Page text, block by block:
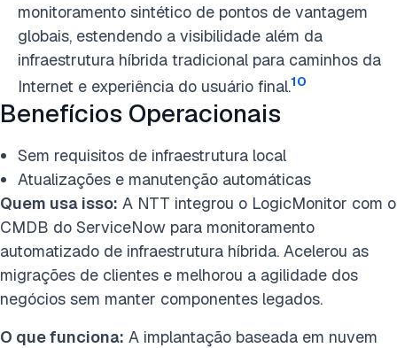
monitoramento sintético de pontos de vantagem
globais, estendendo a visibilidade além da
infraestrutura híbrida tradicional para caminhos da
Internet e experiência do usuário final.10
Benefícios Operacionais
Sem requisitos de infraestrutura local
Atualizações e manutenção automáticas
Quem usa isso: A NTT integrou o LogicMonitor com o
CMDB do ServiceNow para monitoramento
automatizado de infraestrutura híbrida. Acelerou as
migrações de clientes e melhorou a agilidade dos
negócios sem manter componentes legados.
O que funciona: A implantação baseada em nuvem